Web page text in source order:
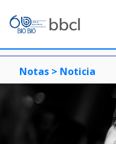
Notas > Noticia